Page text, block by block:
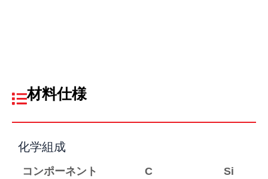
材料仕様
化学組成
コンポーネント C Si